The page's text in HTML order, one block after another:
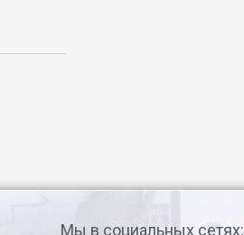
Мы в социальных сетях: